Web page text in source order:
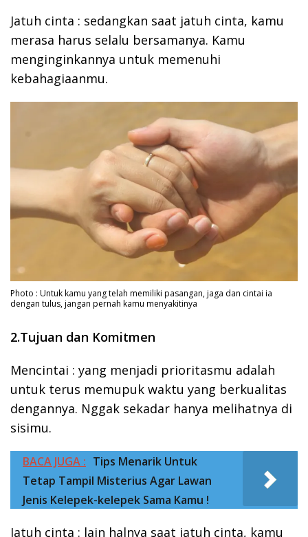
Jatuh cinta : sedangkan saat jatuh cinta, kamu
merasa harus selalu bersamanya. Kamu
menginginkannya untuk memenuhi
kebahagiaanmu.
Photo : Untuk kamu yang telah memiliki pasangan, jaga dan cintai ia
dengan tulus, jangan pernah kamu menyakitinya
2.Tujuan dan Komitmen
Mencintai : yang menjadi prioritasmu adalah
untuk terus memupuk waktu yang berkualitas
dengannya. Nggak sekadar hanya melihatnya di
sisimu.
BACA JUGA : Tips Menarik Untuk
Tetap Tampil Misterius Agar Lawan
Jenis Kelepek-kelepek Sama Kamu !
Jatuh cinta : lain halnya saat jatuh cinta, kamu